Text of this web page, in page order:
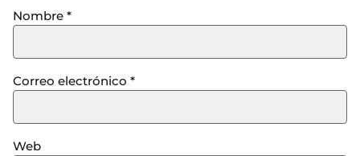
Nombre *
Correo electrónico *
Web